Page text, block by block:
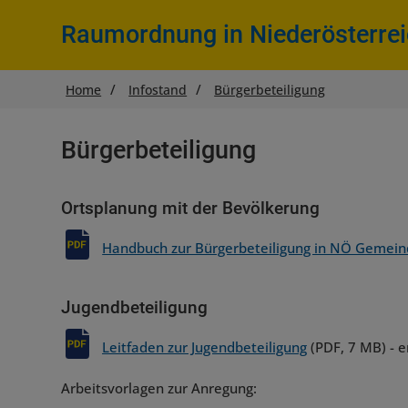
Raumordnung in
Home Infostand Bürgerbeteiligung
Bürgerbeteiligung
Ortsplanung mit der Bevölkerung
Handbuch zur Bürgerbeteiligung in NÖ
Jugendbeteiligung
Leitfaden zur Jugendbeteiligung (PDF, 7 MB) -
Arbeitsvorlagen zur Anregung: